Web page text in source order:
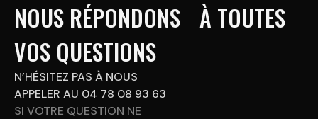
NOUS RÉPONDONS À TOUTES
VOS QUESTIONS
N’HÉSITEZ PAS À NOUS
APPELER AU 04 78 08 93 63
SI VOTRE QUESTION NE